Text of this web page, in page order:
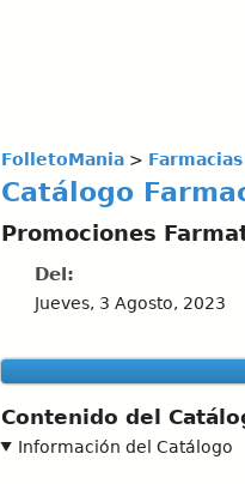
FolletoMania>
Catálogo
Promociones
Del:
Jueves, 3 Agosto, 2023
Contenido del
Información del Catálogo